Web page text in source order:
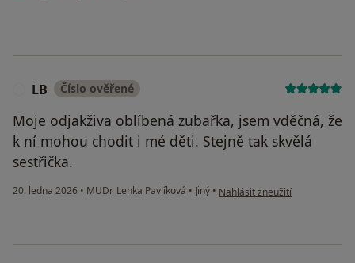
LB Číslo ověřené
Moje odjakživa oblíbená zubařka, jsem vděčná, že
k ní mohou chodit i mé děti. Stejně tak skvělá
sestřička.
20. ledna 2026 • MUDr. Lenka Pavlíková • Jiný • podle názoru uživatele LB
Nahlásit zneužití